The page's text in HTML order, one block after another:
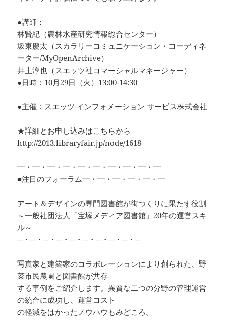
●講師：
林賢紀（農林水産研究情報総合センター）
坂東慶太（スカラリーコミュニケーション・コーディネ
ーター/MyOpenArchive）
井上淳也（スエッツ社コマーシャルマネージャー）
●日時：10月29日（火）13:00-14:30
●主催：スエッツ インフォメーション サービス株式会社
★詳細とお申し込みはこちらから
http://2013.libraryfair.jp/node/1618
━・━・━・━・━・━・━・━・━・━
■注目のフォーラム━・━・━・━・━・━
アート＆デザインの専門図書館が街つくりに果たす役割
～一般社団法人「宝塚メディア図書館」20年の運営スキ
ル～
─・─・─・─・─・─・─・─・─・─
写真家と建築家のコラボレーションにより創られた、野
菜市民農園と図書館が共存
する事例をご紹介します。異質な二つの分野の管理運営
の統合に成功し、運営コスト
の軽減をはかったノウハウもみどころ。